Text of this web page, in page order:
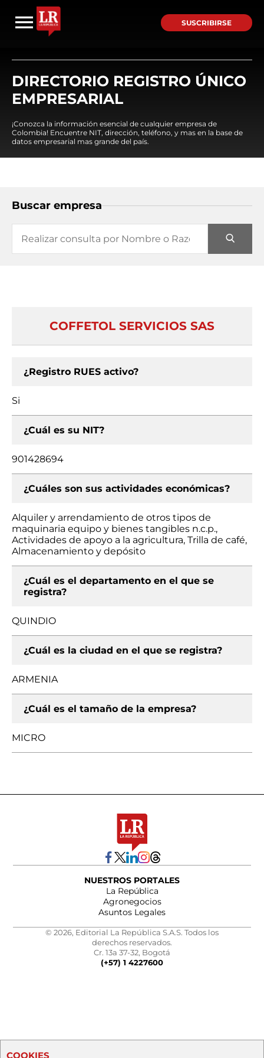
SUSCRIBIRSE
DIRECTORIO REGISTRO ÚNICO
EMPRESARIAL
¡Conozca la información esencial de cualquier empresa de
Colombia! Encuentre NIT, dirección, teléfono, y mas en la base de
datos empresarial mas grande del país.
Buscar empresa
COFFETOL SERVICIOS SAS
¿Registro RUES activo?
Si
¿Cuál es su NIT?
901428694
¿Cuáles son sus actividades económicas?
Alquiler y arrendamiento de otros tipos de
maquinaria equipo y bienes tangibles n.c.p.,
Actividades de apoyo a la agricultura, Trilla de café,
Almacenamiento y depósito
¿Cuál es el departamento en el que se
registra?
QUINDIO
¿Cuál es la ciudad en el que se registra?
ARMENIA
¿Cuál es el tamaño de la empresa?
MICRO
NUESTROS PORTALES
La República
Agronegocios
Asuntos Legales
© 2026, Editorial La República S.A.S. Todos los
derechos reservados.
Cr. 13a 37-32, Bogotá
(+57) 1 4227600
COOKIES